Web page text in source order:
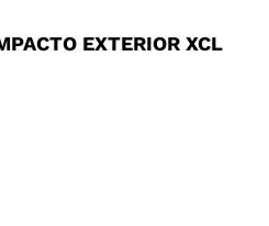
EXTERIOR XCL